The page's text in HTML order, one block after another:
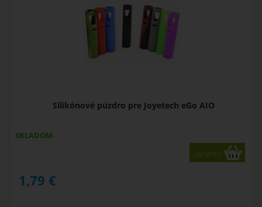
Silikónové púzdro pre Joyetech eGo AIO
SKLADOM
varianty
1,79 €